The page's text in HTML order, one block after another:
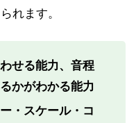
れます。
せる能力、音程
かがわかる能力
・スケール・コ